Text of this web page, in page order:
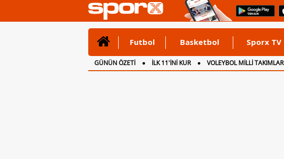
Futbol Basketbol Sporx TV
GÜNÜN ÖZETİ İLK 11'İNİ KUR VOLEYBOL MİLLİ TAKIMLAR
CANLI ANLATIM
İNGİLTERE